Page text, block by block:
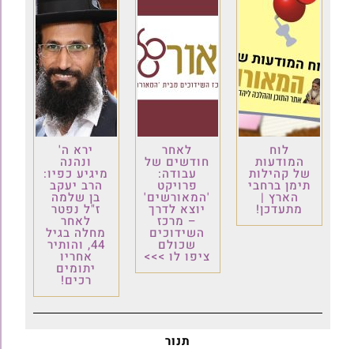
לוח
המודעות
של קהילות
תימן ברחבי
הארץ |
מתעדכן!
לאחר
חודשים של
עבודה:
פרויקט
'המאורשים'
יוצא לדרך
– מרכז
השידוכים
שכולם
ציפו לו >>>
ירא ה'
ונהנה
מיגיע כפיו:
הרב יעקב
בן שלמה
ז"ל נפטר
לאחר
מחלה בגיל
44, והותיר
אחריו
יתומים
רכים!
תנור